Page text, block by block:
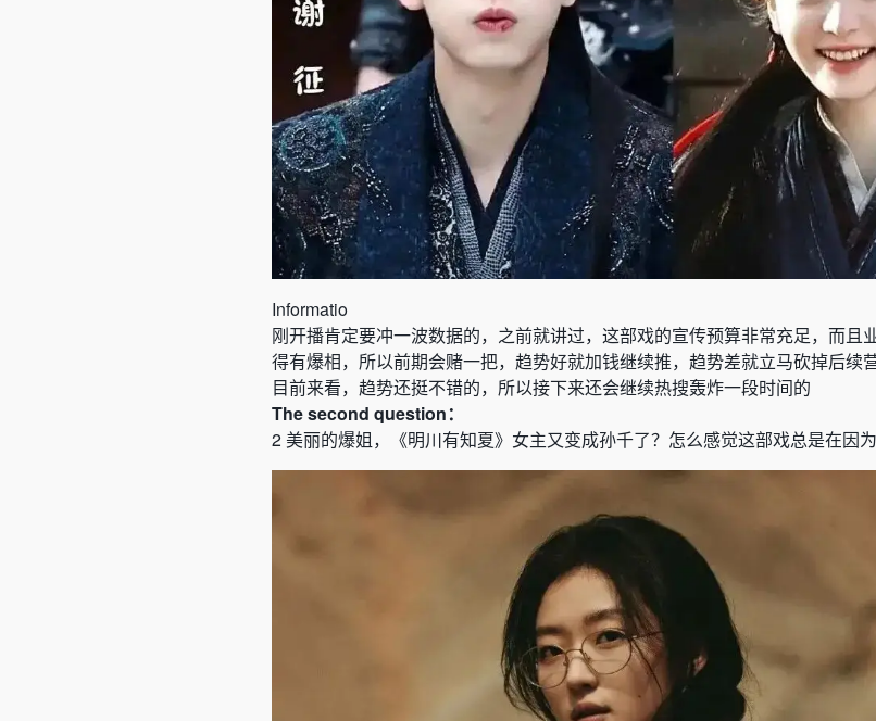
Informatio
刚开播肯定要冲一波数据的，之前就讲过，这部戏的宣传预算非常充足，而且
得有爆相，所以前期会赌一把，趋势好就加钱继续推，趋势差就立马砍掉后续
目前来看，趋势还挺不错的，所以接下来还会继续热搜轰炸一段时间的
Thesecond question：
2美丽的爆姐，《明川有知夏》女主又变成孙千了？怎么感觉这部戏总是在因